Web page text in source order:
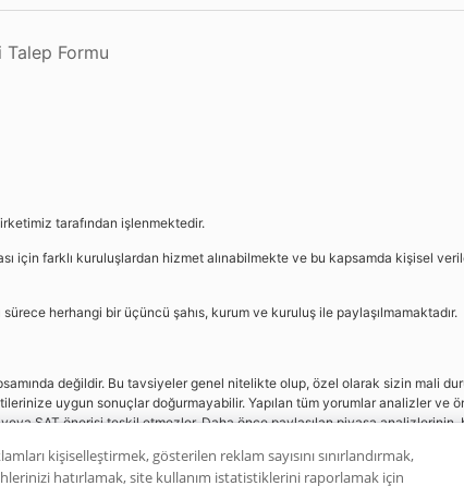
Talep Formu
tarafından işlenmektedir.
için farklı kuruluşlardan hizmet alınabilmekte ve bu kapsamda kişisel
herhangi bir üçüncü şahıs, kurum ve kuruluş ile paylaşılmamaktadır.
değildir. Bu tavsiyeler genel nitelikte olup, özel olarak sizin mali
uygun sonuçlar doğurmayabilir. Yapılan tüm yorumlar analizler
SAT önerisi teşkil etmezler. Daha önce paylaşılan piyasa
kişiselleştirmek, gösterilen reklam sayısını sınırlandırmak,
hatırlamak, site kullanım istatistiklerini raporlamak için